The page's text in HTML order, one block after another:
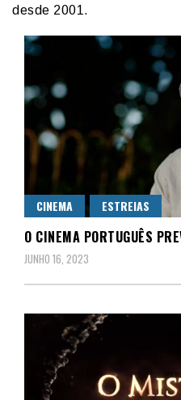
desde 2001.
CINEMA ESTREIAS
O CINEMA PORTUGUÊS
JUNHO 16, 2023